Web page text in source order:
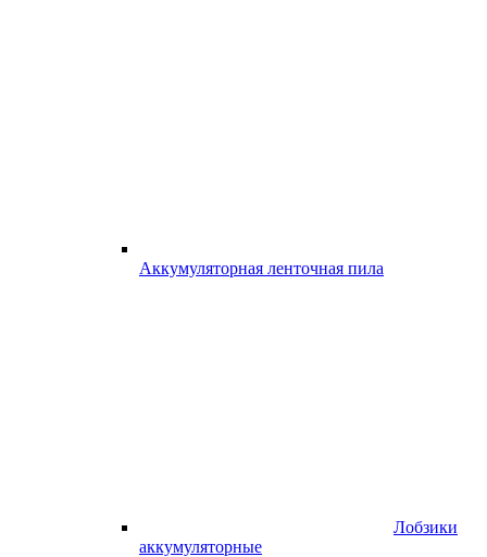
Аккумуляторная ленточная пила
Лобзики
аккумуляторные